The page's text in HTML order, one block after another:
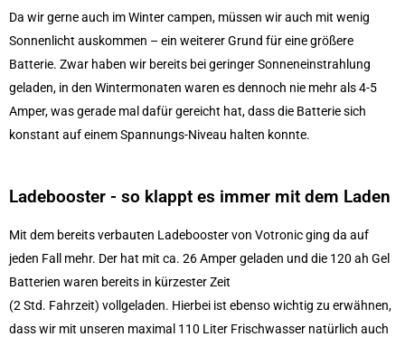
Da wir gerne auch im Winter campen, müssen wir auch mit wenig
Sonnenlicht auskommen – ein weiterer Grund für eine größere
Batterie. Zwar haben wir bereits bei geringer Sonneneinstrahlung
geladen, in den Wintermonaten waren es dennoch nie mehr als 4-5
Amper, was gerade mal dafür gereicht hat, dass die Batterie sich
konstant auf einem Spannungs-Niveau halten konnte.
Ladebooster - so klappt es immer mit dem Laden
Mit dem bereits verbauten Ladebooster von Votronic ging da auf
jeden Fall mehr. Der hat mit ca. 26 Amper geladen und die 120 ah Gel
Batterien waren bereits in kürzester Zeit
(2 Std. Fahrzeit) vollgeladen. Hierbei ist ebenso wichtig zu erwähnen,
dass wir mit unseren maximal 110 Liter Frischwasser natürlich auch